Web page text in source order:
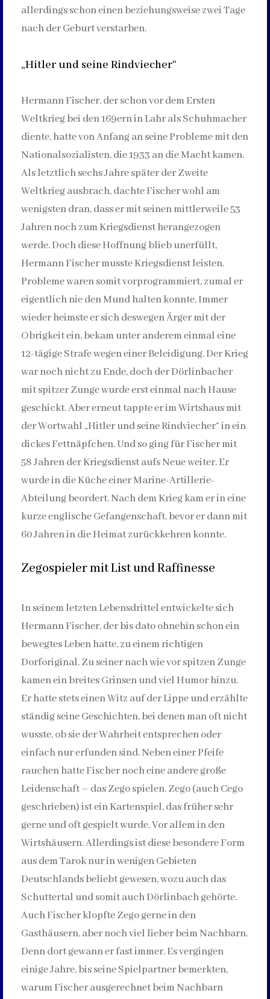
allerdings schon einen beziehungsweise zwei Tage
nach der Geburt verstarben.
„Hitler und seine Rindviecher“
Hermann Fischer, der schon vor dem Ersten
Weltkrieg bei den 169ern in Lahr als Schuhmacher
diente, hatte von Anfang an seine Probleme mit den
Nationalsozialisten, die 1933 an die Macht kamen.
Als letztlich sechs Jahre später der Zweite
Weltkrieg ausbrach, dachte Fischer wohl am
wenigsten dran, dass er mit seinen mittlerweile 53
Jahren noch zum Kriegsdienst herangezogen
werde. Doch diese Hoffnung blieb unerfüllt,
Hermann Fischer musste Kriegsdienst leisten.
Probleme waren somit vorprogrammiert, zumal er
eigentlich nie den Mund halten konnte. Immer
wieder heimste er sich deswegen Ärger mit der
Obrigkeit ein, bekam unter anderem einmal eine
12-tägige Strafe wegen einer Beleidigung. Der Krieg
war noch nicht zu Ende, doch der Dörlinbacher
mit spitzer Zunge wurde erst einmal nach Hause
geschickt. Aber erneut tappte er im Wirtshaus mit
der Wortwahl „Hitler und seine Rindviecher“ in ein
dickes Fettnäpfchen. Und so ging für Fischer mit
58 Jahren der Kriegsdienst aufs Neue weiter. Er
wurde in die Küche einer Marine-Artillerie-
Abteilung beordert. Nach dem Krieg kam er in eine
kurze englische Gefangenschaft, bevor er dann mit
60 Jahren in die Heimat zurückkehren konnte.
Zegospieler mit List und Raffinesse
In seinem letzten Lebensdrittel entwickelte sich
Hermann Fischer, der bis dato ohnehin schon ein
bewegtes Leben hatte, zu einem richtigen
Dorforiginal. Zu seiner nach wie vor spitzen Zunge
kamen ein breites Grinsen und viel Humor hinzu.
Er hatte stets einen Witz auf der Lippe und erzählte
ständig seine Geschichten, bei denen man oft nicht
wusste, ob sie der Wahrheit entsprechen oder
einfach nur erfunden sind. Neben einer Pfeife
rauchen hatte Fischer noch eine andere große
Leidenschaft – das Zego spielen. Zego (auch Cego
geschrieben) ist ein Kartenspiel, das früher sehr
gerne und oft gespielt wurde. Vor allem in den
Wirtshäusern. Allerdings ist diese besondere Form
aus dem Tarok nur in wenigen Gebieten
Deutschlands beliebt gewesen, wozu auch das
Schuttertal und somit auch Dörlinbach gehörte.
Auch Fischer klopfte Zego gerne in den
Gasthäusern, aber noch viel lieber beim Nachbarn.
Denn dort gewann er fast immer. Es vergingen
einige Jahre, bis seine Spielpartner bemerkten,
warum Fischer ausgerechnet beim Nachbarn